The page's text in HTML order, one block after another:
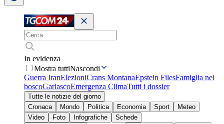
In evidenza
Mostra tuttiNascondi
Guerra IranElezioniCrans MontanaEpstein FilesFamiglia nel
boscoGarlascoEmergenza ClimaTutti i dossier
Tutte le notizie del giorno
Cronaca
Mondo Politica Economia Sport
Meteo
Video
Foto Infografiche
Schede